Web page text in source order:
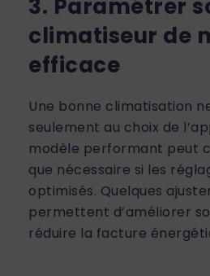
3. Paramétrer
climatiseur de
efficace
Une bonne climatisation
seulement au choix de
modèle performant peut
que nécessaire si les
optimisés. Quelques
permettent d’améliorer
réduire la facture